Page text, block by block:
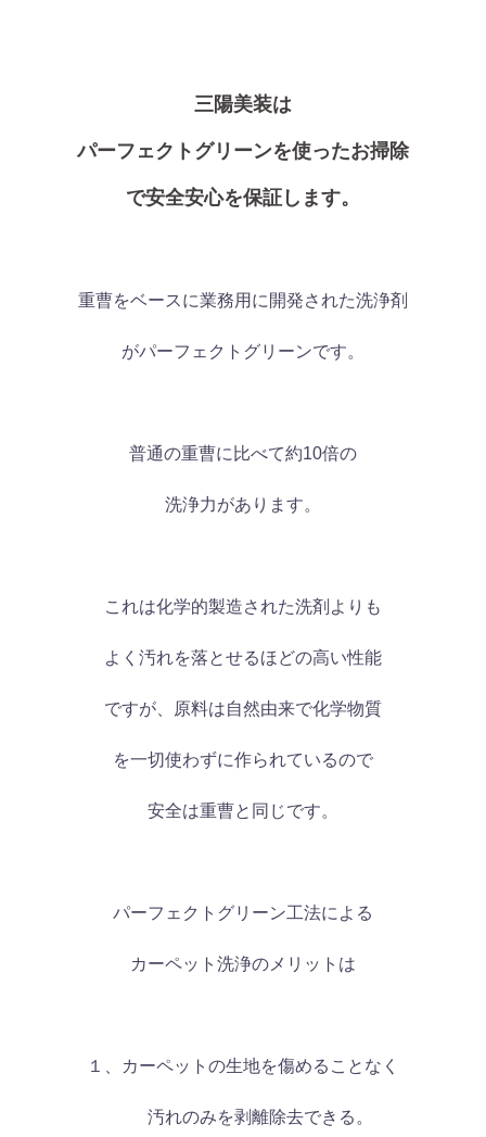
三陽美装は
パーフェクトグリーンを使ったお掃除
で安全安心を保証します。
重曹をベースに業務用に開発された洗浄剤
がパーフェクトグリーンです。
普通の重曹に比べて約10倍の
洗浄力があります。
これは化学的製造された洗剤よりも
よく汚れを落とせるほどの高い性能
ですが、原料は自然由来で化学物質
を一切使わずに作られているので
安全は重曹と同じです。
パーフェクトグリーン工法による
カーペット洗浄のメリットは
１、カーペットの生地を傷めることなく
汚れのみを剥離除去できる。